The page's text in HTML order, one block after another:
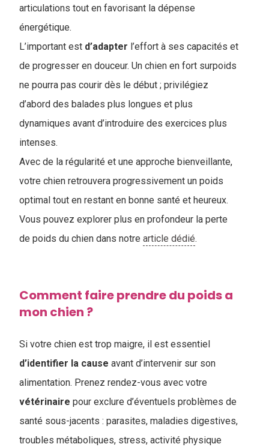
articulations tout en favorisant la dépense
énergétique.
L’important est d’adapter l’effort à ses capacités et
de progresser en douceur. Un chien en fort surpoids
ne pourra pas courir dès le début ; privilégiez
d’abord des balades plus longues et plus
dynamiques avant d’introduire des exercices plus
intenses.
Avec de la régularité et une approche bienveillante,
votre chien retrouvera progressivement un poids
optimal tout en restant en bonne santé et heureux.
Vous pouvez explorer plus en profondeur la perte
de poids du chien dans notre article dédié.
Comment faire prendre du poids a
mon chien ?
Si votre chien est trop maigre, il est essentiel
d’identifier la cause avant d’intervenir sur son
alimentation. Prenez rendez-vous avec votre
vétérinaire pour exclure d’éventuels problèmes de
santé sous-jacents : parasites, maladies digestives,
troubles métaboliques, stress, activité physique